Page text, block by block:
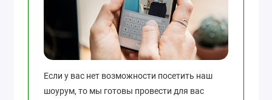
Если у вас нет возможности посетить наш
шоурум, то мы готовы провести для вас